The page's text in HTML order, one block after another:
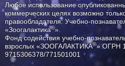
Любое использование
коммерческих целях возможно
правообладателя: Учебно-
«Зоогалактика®».
Фонд содействия учебно-
взрослых «ЗООГАЛАКТИКА®» ОГРН
9715306378/771501001